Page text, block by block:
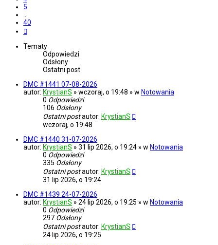
5
…
40
Tematy
Odpowiedzi
Odsłony
Ostatni post
DMC #1441 07-08-2026
autor: KrystianS » wczoraj, o 19:48 » w Notowania
0 Odpowiedzi
106 Odsłony
Ostatni postautor: KrystianS
wczoraj, o 19:48
DMC #1440 31-07-2026
autor: KrystianS » 31 lip 2026, o 19:24 » w Notowania
0 Odpowiedzi
335 Odsłony
Ostatni postautor: KrystianS
31 lip 2026, o 19:24
DMC #1439 24-07-2026
autor: KrystianS » 24 lip 2026, o 19:25 » w Notowania
0 Odpowiedzi
297 Odsłony
Ostatni postautor: KrystianS
24 lip 2026, o 19:25